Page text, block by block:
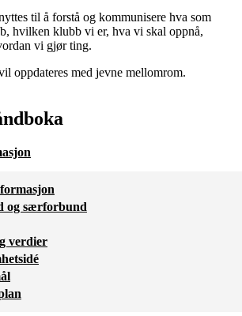
til å forstå og kommunisere hva som
hvilken klubb vi er, hva vi skal oppnå,
vi gjør ting.
oppdateres med jevne mellomrom.
og særforbund
verdier